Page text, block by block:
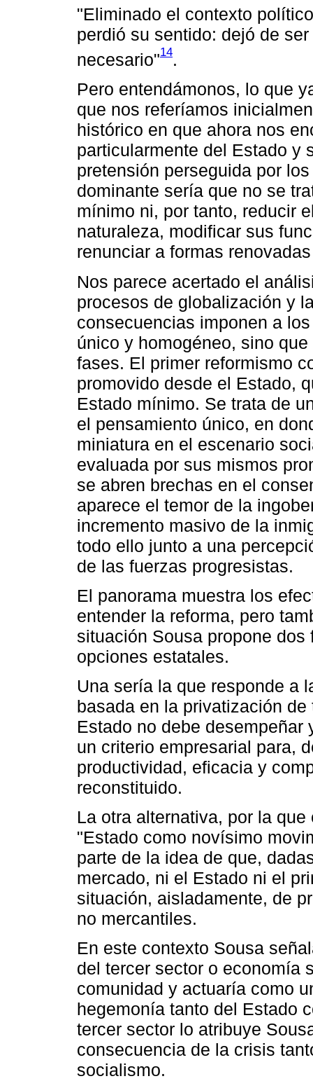
"Eliminado el contexto
perdió su sentido: dejó de
necesario"14.
Pero entendámonos, lo que
que nos referíamos
histórico en que ahora nos
particularmente del Estado y
pretensión perseguida por
dominante sería que no se
mínimo ni, por tanto, reducir
naturaleza, modificar sus
renunciar a formas
Nos parece acertado el
procesos de globalización y
consecuencias imponen a
único y homogéneo, sino
fases. El primer reformismo
promovido desde el Estado,
Estado mínimo. Se trata de
el pensamiento único, en
miniatura en el escenario
evaluada por sus mismos
se abren brechas en el
aparece el temor de la
incremento masivo de la
todo ello junto a una
de las fuerzas progresistas.
El panorama muestra los
entender la reforma, pero
situación Sousa propone
opciones estatales.
Una sería la que responde a
basada en la privatización
Estado no debe
un criterio empresarial para,
productividad, eficacia y
reconstituido.
La otra alternativa, por la
"Estado como novísimo
parte de la idea de que,
mercado, ni el Estado ni el
situación, aisladamente, de
no mercantiles.
En este contexto Sousa
del tercer sector o economía
comunidad y actuaría como
hegemonía tanto del Estado
tercer sector lo atribuye
consecuencia de la crisis
socialismo.